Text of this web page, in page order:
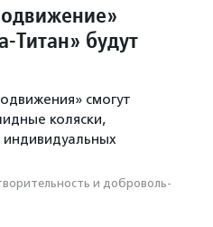
Титан» будут
смогут
коляски,
индивидуальных
и доброволь­